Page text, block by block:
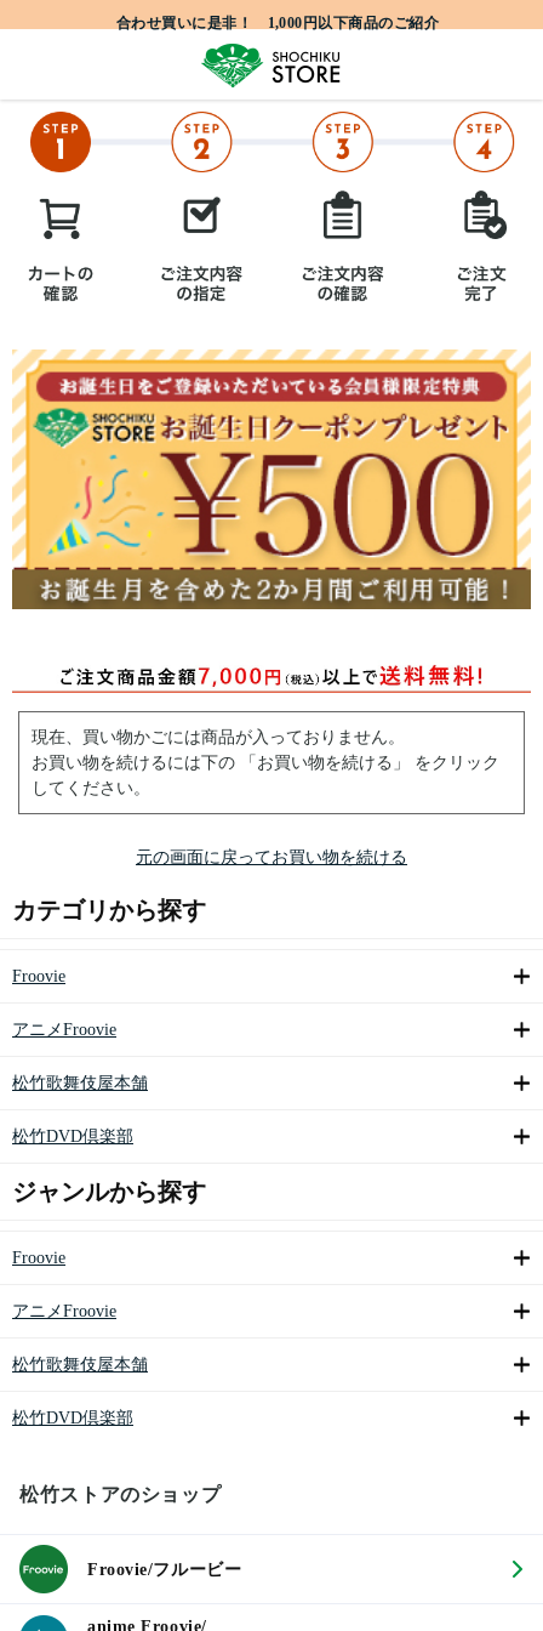
合わせ買いに是非！ 1,000円以下商品のご紹介
現在、買い物かごには商品が入っておりません。
お買い物を続けるには下の 「お買い物を続ける」 をクリック
してください。
元の画面に戻ってお買い物を続ける
カテゴリから探す
Froovie
アニメFroovie
松竹歌舞伎屋本舗
松竹DVD倶楽部
ジャンルから探す
Froovie
アニメFroovie
松竹歌舞伎屋本舗
松竹DVD倶楽部
松竹ストアのショップ
Froovie/フルービー
anime Froovie/